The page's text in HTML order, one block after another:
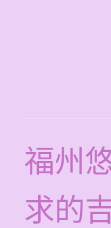
福州
求的